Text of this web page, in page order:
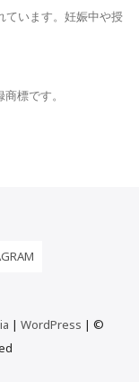
ています。妊娠中や授
標です。
|WordPress | ©